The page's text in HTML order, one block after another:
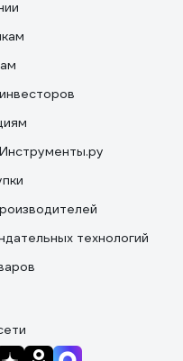
технологий